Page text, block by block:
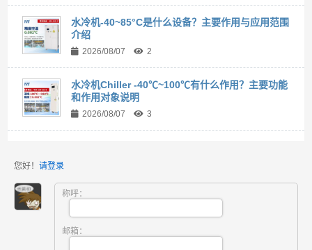
水冷机-40~85°C是什么设备？主要作用与应用范围
介绍
2026/08/07 2
水冷机Chiller -40℃~100℃有什么作用？主要功能
和作用对象说明
2026/08/07 3
您好！ 请登录
称呼：
邮箱：